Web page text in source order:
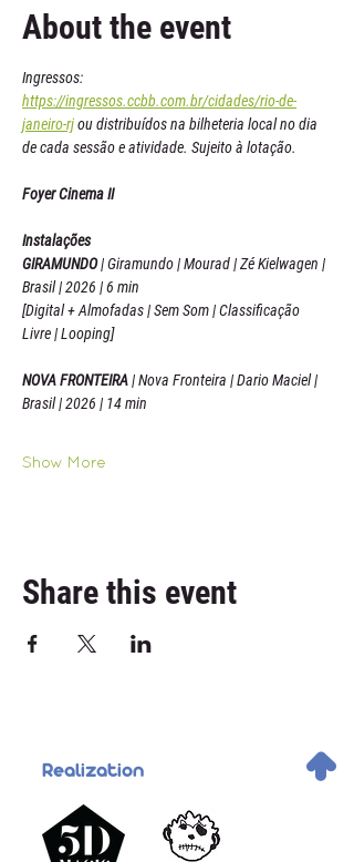
About the event
Ingressos:
https://ingressos.ccbb.com.br/cidades/rio-de-
janeiro-rj ou distribuídos na bilheteria local no dia
de cada sessão e atividade. Sujeito à lotação.
Foyer Cinema II
Instalações
GIRAMUNDO | Giramundo | Mourad | Zé Kielwagen |
Brasil | 2026 | 6 min
[Digital + Almofadas | Sem Som | Classificação
Livre | Looping]
NOVA FRONTEIRA | Nova Fronteira | Dario Maciel |
Brasil | 2026 | 14 min
Show More
Share this event
Realization .